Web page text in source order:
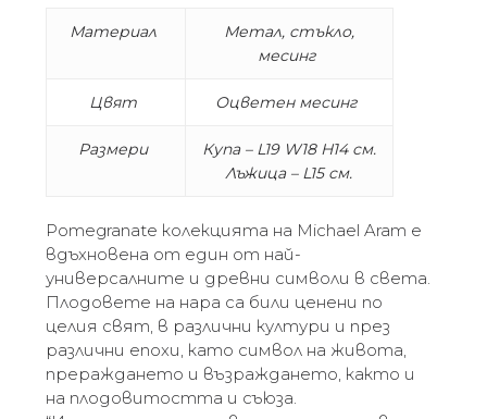
Материал Метал, стъкло,
месинг
Цвят Оцветен месинг
Размери
Купа – L19 W18 H14 см.
Лъжица – L15 см.
Pomegranate колекцията на Michael Aram е
вдъхновена от един от най-
универсалните и древни символи в света.
Плодовете на нара са били ценени по
целия свят, в различни култури и през
различни епохи, като символ на живота,
прераждането и възраждането, както и
на плодовитостта и съюза.